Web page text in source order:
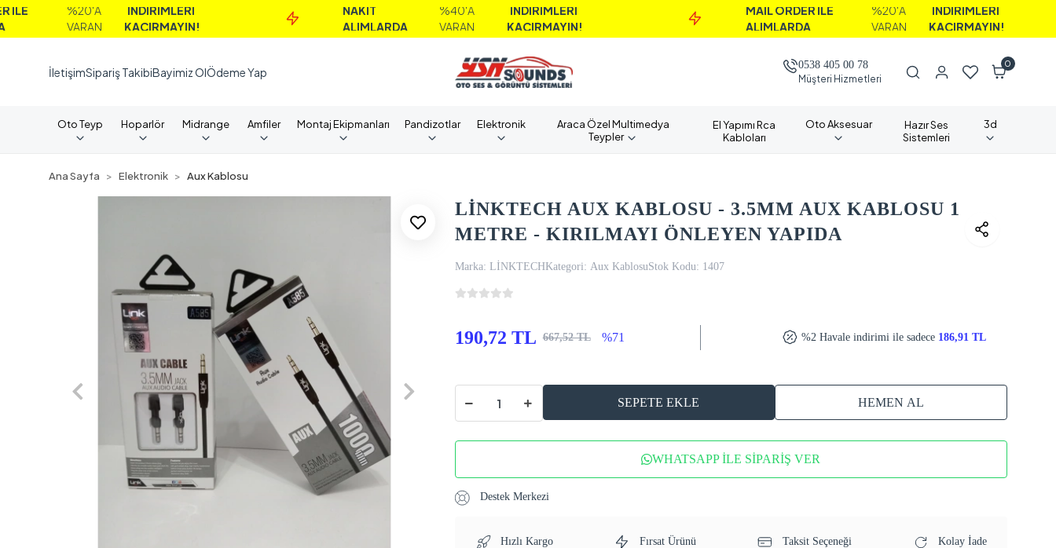
%20'A
İNDİRİMLERİ
KAÇIRMAYIN!
NAKİT
ALIMLARDA
VARAN
İNDİRİMLERİ
KAÇIRMAYIN!
MAİL ORDER İLE
ALIMLARDA
%20'A
İNDİRİMLERİ
KAÇIRMAYIN!
İletişimSipariş TakibiBayimiz OlÖdeme Yap
0538 405 00 78
Müşteri Hizmetleri
0
Oto Teyp Hoparlör Midrange Amfiler Montaj Ekipmanları Pandizotlar Elektronik
Araca Özel Multimedya
Teypler
El Yapımı Rca
Kabloları
Oto Aksesuar
Hazır Ses
Sistemleri
3d
Ana Sayfa Elektronik Aux Kablosu
LİNKTECH AUX KABLOSU - 3.5MM AUX KABLOSU 1
METRE - KIRILMAYI ÖNLEYEN YAPIDA
Marka: LİNKTECHKategori: Aux KablosuStok Kodu: 1407
190,72 TL 667,52 TL %71 %2 Havale indirimi ile sadece 186,91 TL
SEPETE EKLE HEMEN AL
WHATSAPP İLE SİPARİŞ VER
Destek Merkezi
Hızlı Kargo Fırsat Ürünü Taksit Seçeneği Kolay İade